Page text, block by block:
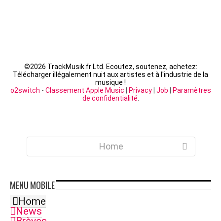
©2026 TrackMusik.fr Ltd. Ecoutez, soutenez, achetez:
Télécharger illégalement nuit aux artistes et à l'industrie de la
musique !
o2switch - Classement Apple Music Privacy| Job
Paramètres
de confidentialité.
Home
MENUMOBILE
Home
News